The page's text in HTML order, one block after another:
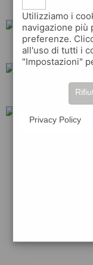
repsol
Utilizziamo i
navigazione più
preferenze.
all'uso di tutti i
"Impostazioni"
Privacy Policy